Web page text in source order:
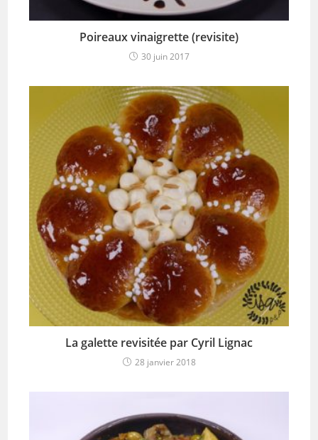
Poireaux vinaigrette (revisite)
30 juin 2017
La galette revisitée par Cyril Lignac
28 janvier 2018